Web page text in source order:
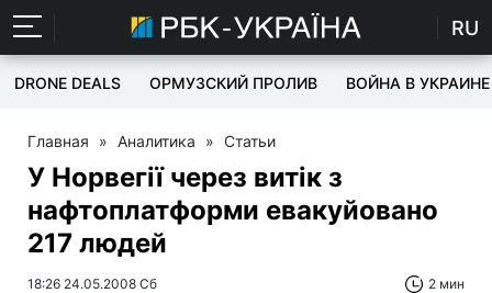
RU
DRONE DEALS ОРМУЗСКИЙ ПРОЛИВ ВОЙНА В УКРАИНЕ
Главная » Аналитика » Статьи
У Норвегії через витік з
нафтоплатформи евакуйовано
217 людей
18:26 24.05.2008 Сб 2 мин